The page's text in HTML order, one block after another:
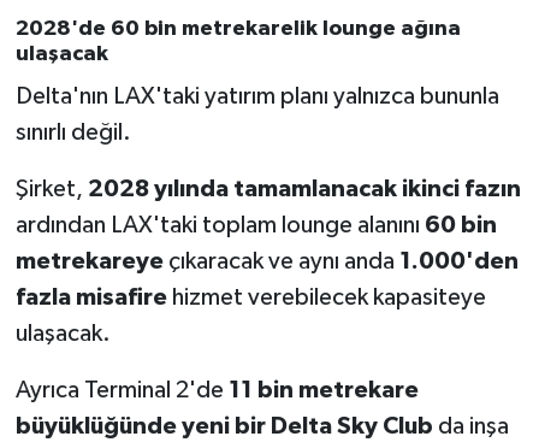
2028'de 60 bin metrekarelik lounge ağına
ulaşacak
Delta'nın LAX'taki yatırım planı yalnızca bununla
sınırlı değil.
Şirket, 2028 yılında tamamlanacak ikinci fazın
ardından LAX'taki toplam lounge alanını 60 bin
metrekareyeçıkaracak ve aynı anda 1.000'den
fazla misafirehizmet verebilecek kapasiteye
ulaşacak.
Ayrıca Terminal 2'de 11 bin metrekare
büyüklüğünde yeni bir Delta Sky Club da inşa